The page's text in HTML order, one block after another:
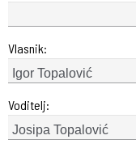
Vlasnik:
Voditelj: